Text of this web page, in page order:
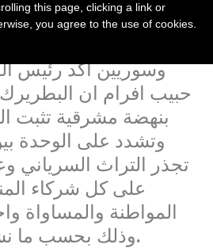
وسوريين أكد رئيس
حبيب افرام ان البطريرك
بنهضة مشرقية تثبت
وتشدد على الوحدة
تجذر التراث السرياني
على كل شركاء
المواطنة والمساواة
وذلك بحسب ما نشره موقع عنكاوا.
this page, clicking a link or
you agree to the use of cookies.